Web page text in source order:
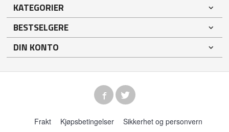
KATEGORIER
BESTSELGERE
DIN KONTO
Frakt Kjøpsbetingelser
Sikkerhet og personvern